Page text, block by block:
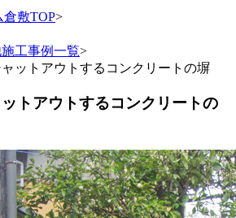
倉敷TOP>
工事例一覧>
ットアウトするコンクリートの塀
トアウトするコンクリートの